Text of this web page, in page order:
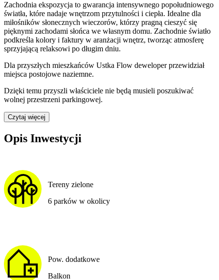
Zachodnia ekspozycja to gwarancja intensywnego popołudniowego
światła, które nadaje wnętrzom przytulności i ciepła. Idealne dla
miłośników słonecznych wieczorów, którzy pragną cieszyć się
pięknymi zachodami słońca we własnym domu. Zachodnie światło
podkreśla kolory i faktury w aranżacji wnętrz, tworząc atmosferę
sprzyjającą relaksowi po długim dniu.
Dla przyszłych mieszkańców Ustka Flow deweloper przewidział
miejsca postojowe naziemne.
Dzięki temu przyszli właściciele nie będą musieli poszukiwać
wolnej przestrzeni parkingowej.
Czytaj więcej
Opis Inwestycji
Tereny zielone
6 parków w okolicy
Pow. dodatkowe
Balkon